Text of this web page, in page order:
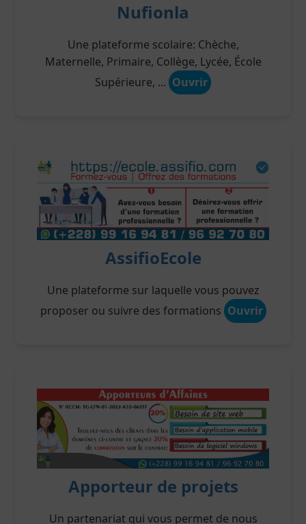
Nufionla
Une plateforme scolaire: Chèche,
Maternelle, Primaire, Collège, Lycée, École
Supérieure, ... Ouvrir
AssifioEcole
Une plateforme sur laquelle vous pouvez
proposer ou suivre des formations Ouvrir
Apporteur de projets
Un partenariat qui vous permet de nous